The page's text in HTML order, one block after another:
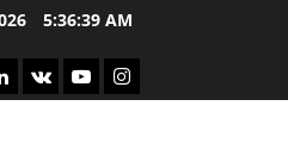
5:36:40 AM
VK YoutubeInstagram